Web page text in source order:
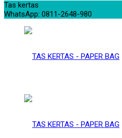
Tas kertas
WhatsApp: 0811-2648-980